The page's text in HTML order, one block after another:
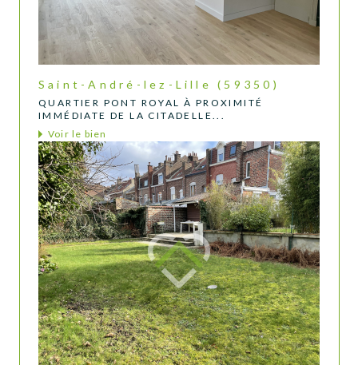
Saint-André-lez-Lille (59350)
QUARTIER PONT ROYAL À PROXIMITÉ
IMMÉDIATE DE LA CITADELLE...
Voir le bien